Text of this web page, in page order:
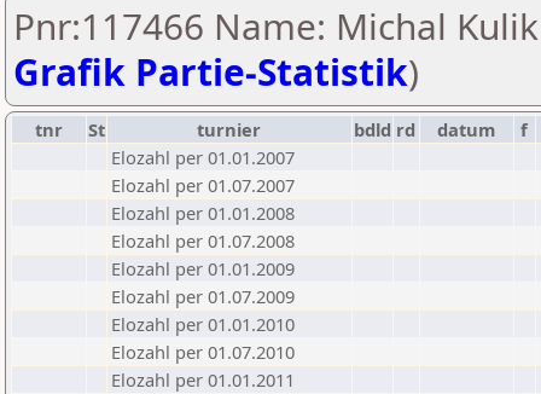
Pnr:117466 Name: Michal
Grafik Partie-Statistik)
tnr St turnier bdld rd datum
f
Elozahl per 01.01.2007
Elozahl per 01.07.2007
Elozahl per 01.01.2008
Elozahl per 01.07.2008
Elozahl per 01.01.2009
Elozahl per 01.07.2009
Elozahl per 01.01.2010
Elozahl per 01.07.2010
Elozahl per 01.01.2011